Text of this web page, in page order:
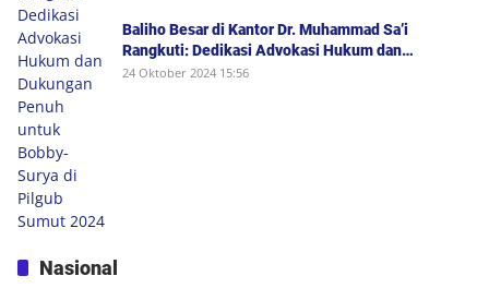
Baliho Besar di Kantor Dr. Muhammad Sa’i
Rangkuti: Dedikasi Advokasi Hukum dan
Dukungan Penuh untuk Bobby-Surya di Pilgub
24 Oktober 2024 15:56
Nasional
Edison Tamba: Rekonsiliasi Rismon Sianipar Tunjukkan